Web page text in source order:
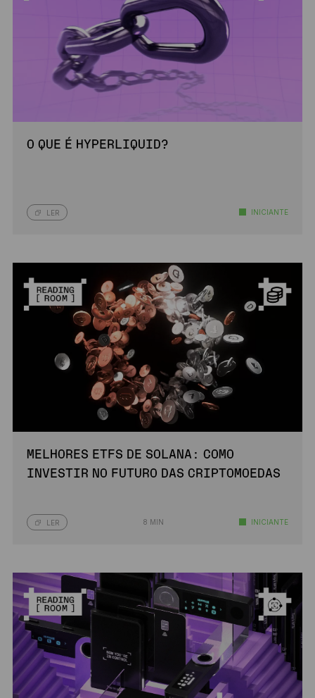
O QUE É HYPERLIQUID?
LER INICIANTE
MELHORES ETFS DE SOLANA: COMO
INVESTIR NO FUTURO DAS CRIPTOMOEDAS
LER 8 MIN INICIANTE